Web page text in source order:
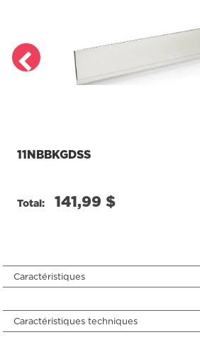
11NBBKGDSS
Total: 141,99 $
Caractéristiques
Caractéristiques techniques